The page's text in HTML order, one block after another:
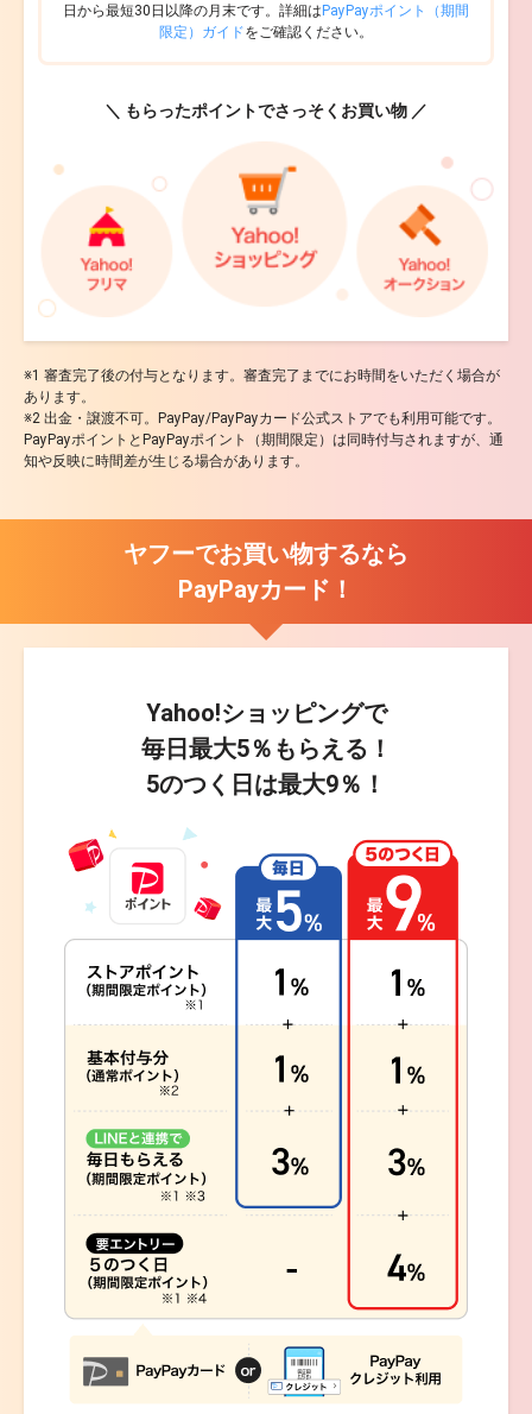
日から最短30日以降の月末です。詳細は PayPayポイント（期間
限定）ガイドをご確認ください。
＼ もらったポイントでさっそくお買い物 ／
※1 審査完了後の付与となります。審査完了までにお時間をいただく場合が
あります。
※2 出金・譲渡不可。PayPay/PayPayカード公式ストアでも利用可能です。
PayPayポイントとPayPayポイント（期間限定）は同時付与されますが、通
知や反映に時間差が生じる場合があります。
ヤフーでお買い物するなら
PayPayカード！
Yahoo!ショッピングで
毎日最大5％ もらえる！
5のつく日は最大9％ ！